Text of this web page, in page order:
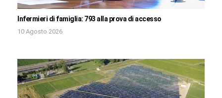
Infermieri di famiglia: 793 alla prova di accesso
10 Agosto 2026